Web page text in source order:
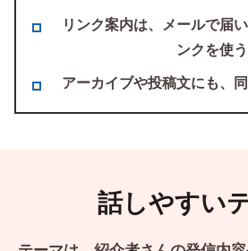
リンク案内は、メールで届
ンクを使う
アーカイブや投稿文にも、
話しやすい